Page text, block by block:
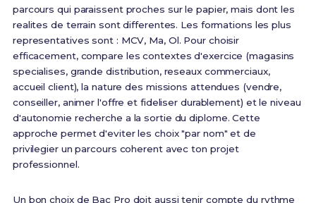
parcours qui paraissent proches sur le papier, mais dont les
realites de terrain sont differentes. Les formations les plus
representatives sont : MCV, Ma, Ol. Pour choisir
efficacement, compare les contextes d'exercice (magasins
specialises, grande distribution, reseaux commerciaux,
accueil client), la nature des missions attendues (vendre,
conseiller, animer l'offre et fideliser durablement) et le niveau
d'autonomie recherche a la sortie du diplome. Cette
approche permet d'eviter les choix "par nom" et de
privilegier un parcours coherent avec ton projet
professionnel.
Un bon choix de Bac Pro doit aussi tenir compte du rythme